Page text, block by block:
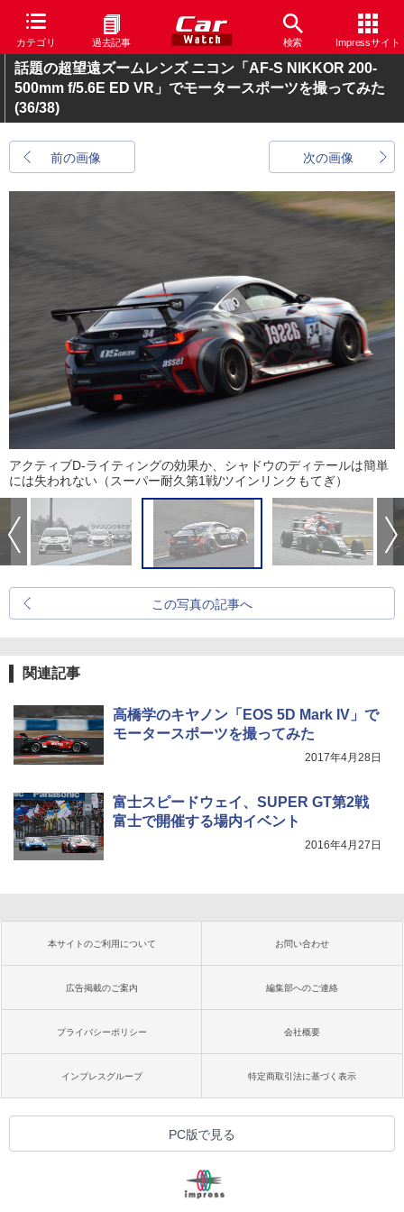
カテゴリ 過去記事 検索 Impressサイト
話題の超望遠ズームレンズ ニコン「AF-S NIKKOR 200-
500mm f/5.6E ED VR」でモータースポーツを撮ってみた
(36/38)
前の画像 次の画像
アクティブD-ライティングの効果か、シャドウのディテールは簡単
には失われない（スーパー耐久第1戦/ツインリンクもてぎ）
この写真の記事へ
関連記事
高橋学のキヤノン「EOS 5D Mark IV」で
モータースポーツを撮ってみた
2017年4月28日
富士スピードウェイ、SUPER GT第2戦
富士で開催する場内イベント
2016年4月27日
本サイトのご利用について お問い合わせ
広告掲載のご案内 編集部へのご連絡
プライバシーポリシー 会社概要
インプレスグループ 特定商取引法に基づく表示
PC版で見る